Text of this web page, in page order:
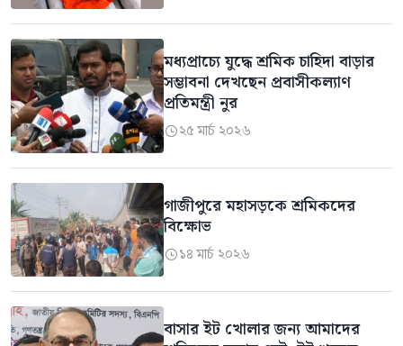
মধ্যপ্রাচ্যে যুদ্ধে শ্রমিক চাহিদা বাড়ার
সম্ভাবনা দেখছেন প্রবাসীকল্যাণ
প্রতিমন্ত্রী নুর
২৫ মার্চ ২০২৬
গাজীপুরে মহাসড়কে শ্রমিকদের
বিক্ষোভ
১৪ মার্চ ২০২৬
বাসার ইট খোলার জন্য আমাদের